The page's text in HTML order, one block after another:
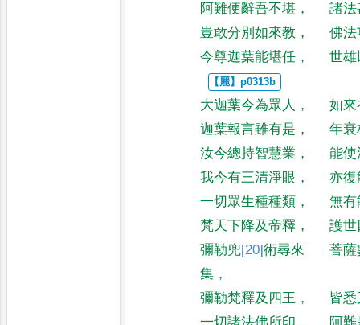
阿難便辭吾不堪 ，
諸法
豈敢分別如來教 ，
佛法
今尊迦葉能堪任 ， 世雄
大迦葉今為眾人 ，
如來
迦葉報言雖有是 ，
年衰
汝今總持智慧業 ，
能使
我今有三清淨眼 ，
亦復
一切眾生種種類 ，
無有
梵天下降及帝釋 ，
護世
彌勒兜[20]術尋來
集 ，
菩薩
彌勒梵釋及四王 ，
皆